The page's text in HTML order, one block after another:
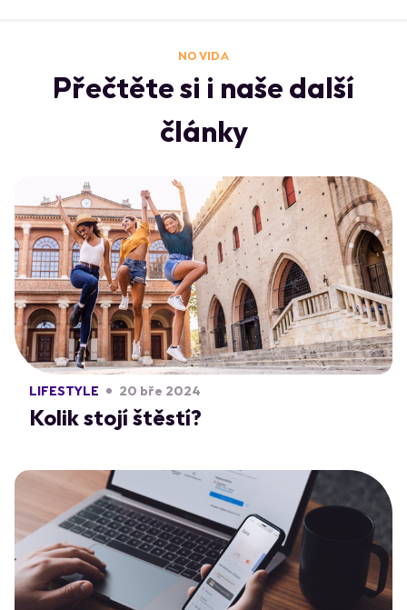
NO VIDA
Přečtěte si i naše další
články
LIFESTYLE 20 bře 2024
Kolik stojí štěstí?